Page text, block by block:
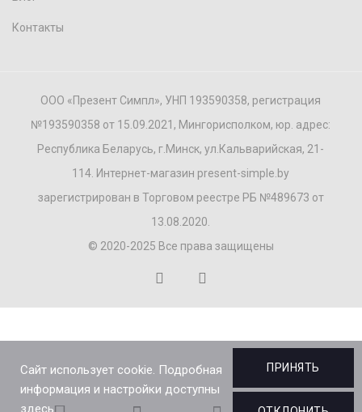
Сайт использует cookie. Подробная
информация и настройки доступны
здесь.
ПРИНЯТЬ
Контакты
ООО «Презент Симпл», УНП 193590358, регистрация
№193590358 от 15.09.2021, Мингорисполком, юр. адрес:
Республика Беларусь, г.Минск, ул.Кальварийская, 21-
114. Интернет-магазин present-simple.by
зарегистрирован в Торговом реестре РБ №489673 от
13.08.2020.
© 2020-2025 Все права защищены